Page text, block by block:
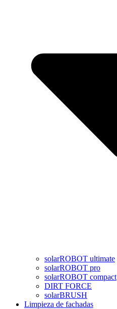
solarROBOT ultimate
solarROBOT pro
solarROBOT compact
DIRT FORCE
solarBRUSH
Limpieza de fachadas